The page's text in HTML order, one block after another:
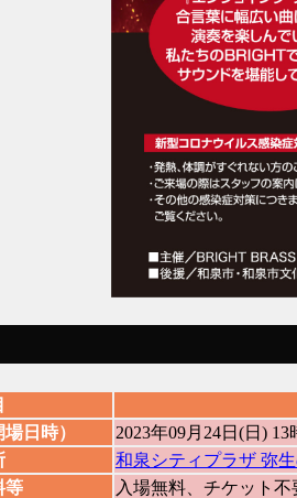
日時）
2023年09月24日(日)
和泉シティプラザ 弥
等
入場無料、チケット不